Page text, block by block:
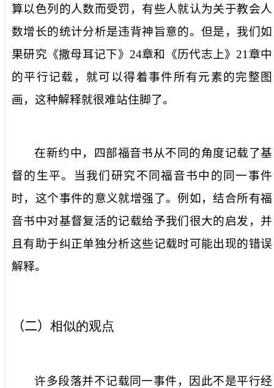
算以色列的人数而受罚，有些人就认为关于教会人
数增长的统计分析是违背神旨意的。但是，我们如
果研究《撒母耳记下》 24章和《历代志上》 21 章中
的平行记载，就可以得着事件所有元素的完整图
画，这种解释就很难站住脚了。
在新约中，四部福音书从不同的角度记载了基
督的生平。当我们研究不同福音书中的同一事件
时，这个事件的意义就增强了。例如，结合所有福
音书中对基督复活的记载给予我们很大的启发，并
且有助于纠正单独分析这些记载时可能出现的错误
解释。
（二） 相似的观点
许多段落并不记载同一事件，因此不是平行经